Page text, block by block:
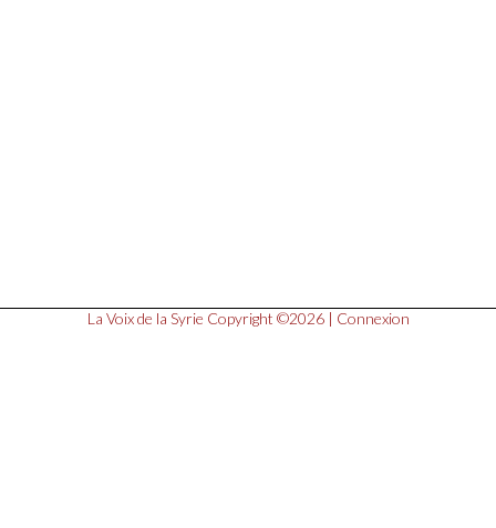
La Voix de la Syrie Copyright ©2026 | Connexion